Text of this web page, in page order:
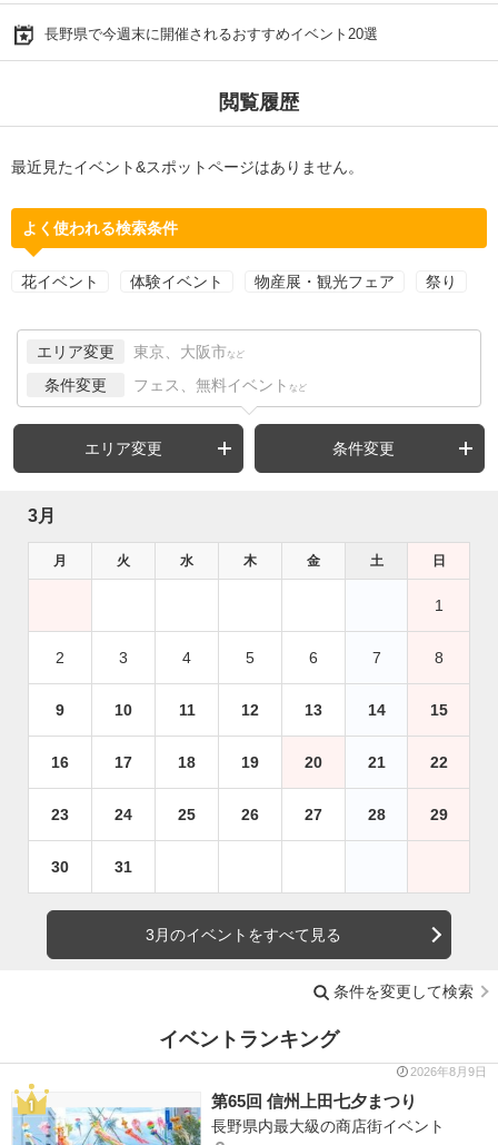
長野県で今週末に開催されるおすすめイベント20選
閲覧履歴
最近見たイベント&スポットページはありません。
よく使われる検索条件
花イベント 体験イベント 物産展・観光フェア 祭り
エリア変更 東京、大阪市 など
条件変更 フェス、無料イベント など
エリア変更 条件変更
3月
月 火 水 木 金 土 日
1
2 3 4 5 6 7 8
9 10 11 12 13 14 15
16 17 18 19 20 21 22
23 24 25 26 27 28 29
30 31
3月のイベントをすべて見る
条件を変更して検索
イベントランキング
2026年8月9日
第65回 信州上田七夕まつり
長野県内最大級の商店街イベント